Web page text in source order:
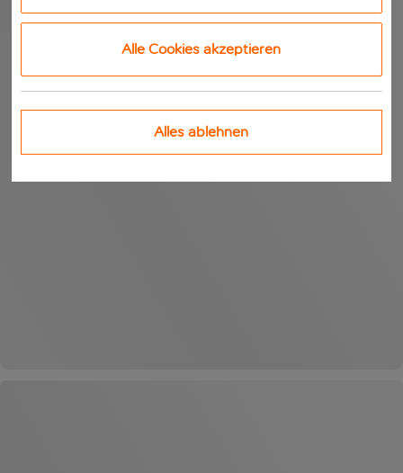
Alle Cookies akzeptieren
Alles ablehnen